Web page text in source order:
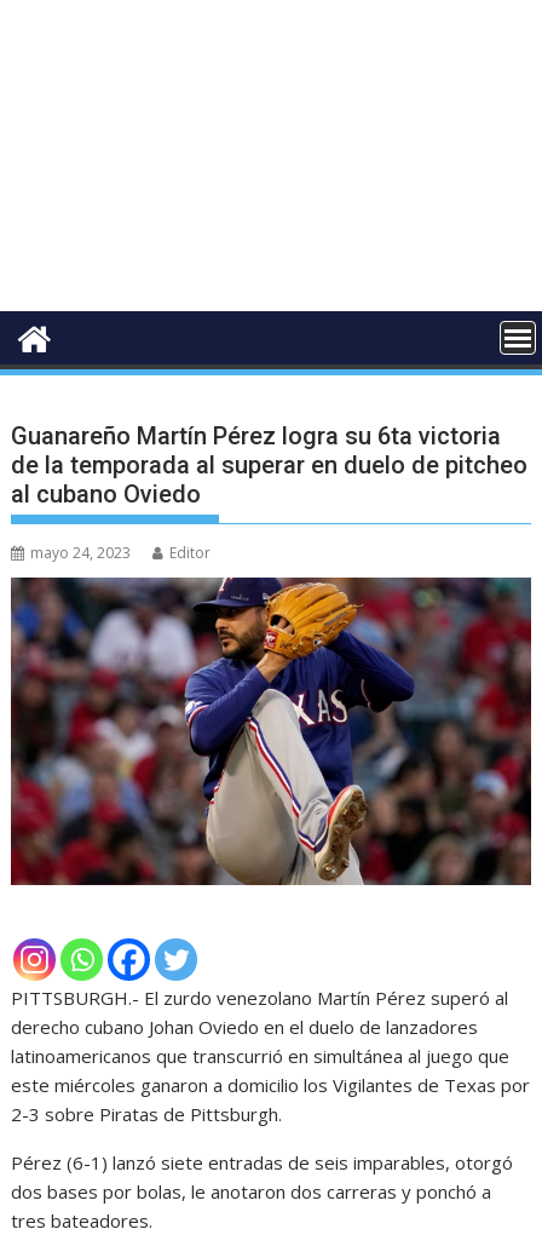
Guanareño Martín Pérez logra su 6ta victoria
de la temporada al superar en duelo de pitcheo
al cubano Oviedo
mayo 24, 2023 Editor
PITTSBURGH.- El zurdo venezolano Martín Pérez superó al
derecho cubano Johan Oviedo en el duelo de lanzadores
latinoamericanos que transcurrió en simultánea al juego que
este miércoles ganaron a domicilio los Vigilantes de Texas por
2-3 sobre Piratas de Pittsburgh.
Pérez (6-1) lanzó siete entradas de seis imparables, otorgó
dos bases por bolas, le anotaron dos carreras y ponchó a
tres bateadores.